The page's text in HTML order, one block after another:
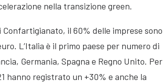
nella transizione green.
il 60% delle imprese sono
L’Italia è il primo paese per numero di
Germania, Spagna e Regno Unito. Per
hanno registrato un +30% e anche la